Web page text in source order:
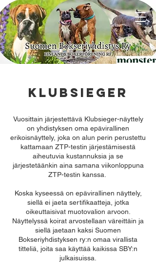
KLUBSIEGER
Vuosittain järjestettävä Klubsieger-näyttely
on yhdistyksen oma epävirallinen
erikoisnäyttely, joka on alun perin perustettu
kattamaan ZTP-testin järjestämisestä
aiheutuvia kustannuksia ja se
järjestetäänkin aina samana viikonloppuna
ZTP-testin kanssa.
Koska kyseessä on epävirallinen näyttely,
siellä ei jaeta sertifikaatteja, jotka
oikeuttaisivat muotovalion arvoon.
Näyttelyssä koirat arvostellaan väreittäin ja
siellä jaetaan kaksi Suomen
Bokseriyhdistyksen ry:n omaa virallista
titteliä, joita saa käyttää kaikissa SBY:n
julkaisuissa.